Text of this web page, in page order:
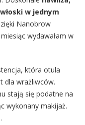
w jednym
Nanobrow
wydawałam w
która otula
dla wrażliwców.
stają się podatne na
wykonany makijaż.